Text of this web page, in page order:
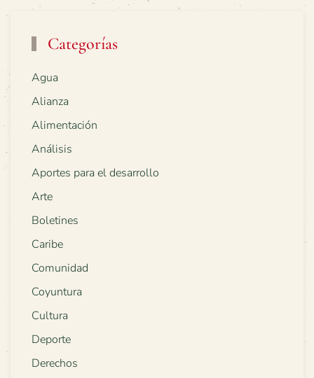
Categorías
Agua
Alianza
Alimentación
Análisis
Aportes para el desarrollo
Arte
Boletines
Caribe
Comunidad
Coyuntura
Cultura
Deporte
Derechos